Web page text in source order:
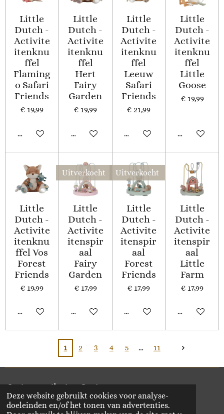
Deze website gebruikt cookies voor analyse-
doeleinden en/of het tonen van advertenties.
Little
Dutch -
Activite
itenknu
ffel
Flaming
o Safari
Friends
€ 19,99
In winkelwagen
Little
Dutch -
Activite
itenknu
ffel
Hert
Fairy
Garden
€ 19,99
In winkelwagen
Little
Dutch -
Activite
itenknu
ffel
Leeuw
Safari
Friends
€ 21,99
In winkelwagen
Little
Dutch -
Activite
itenknu
ffel
Little
Goose
€ 19,99
In
Little
Dutch -
Activite
itenknu
ffel Vos
Forest
Friends
€ 19,99
In winkelwagen
Uitverkocht
Little
Dutch -
Activite
itenspir
aal
Fairy
Garden
€ 17,99
Houd mij op de hoogte
Uitverkocht
Little
Dutch -
Activite
itenspir
aal
Forest
Friends
€ 17,99
Houd mij op de hoogte
Little
Dutch -
Activite
itenspir
aal
Little
Farm
€ 17,99
In
1 2 3 4 5 11
Delen Deel Share Delen
© 2020 - 2026 Vikado
JouwWeb